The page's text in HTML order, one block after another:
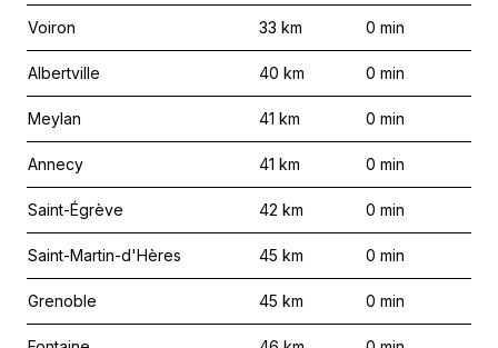
Voiron 33 km 0 min
Albertville 40 km 0 min
Meylan 41 km 0 min
Annecy 41 km 0 min
Saint-Égrève 42 km 0 min
Saint-Martin-d'Hères 45 km 0 min
Grenoble 45 km 0 min